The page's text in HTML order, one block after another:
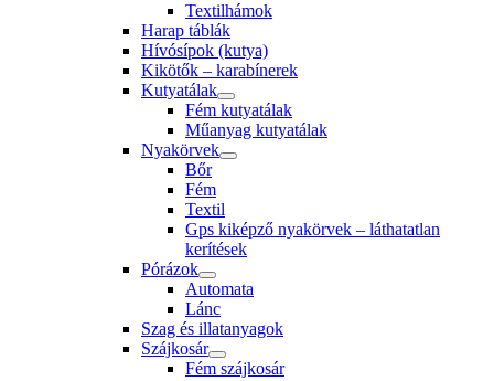
Textilhámok
Harap táblák
Hívósípok (kutya)
Kikötők – karabínerek
Kutyatálak
Fém kutyatálak
Műanyag kutyatálak
Nyakörvek
Bőr
Fém
Textil
Gps kiképző nyakörvek – láthatatlan
kerítések
Pórázok
Automata
Lánc
Szag és illatanyagok
Szájkosár
Fém szájkosár